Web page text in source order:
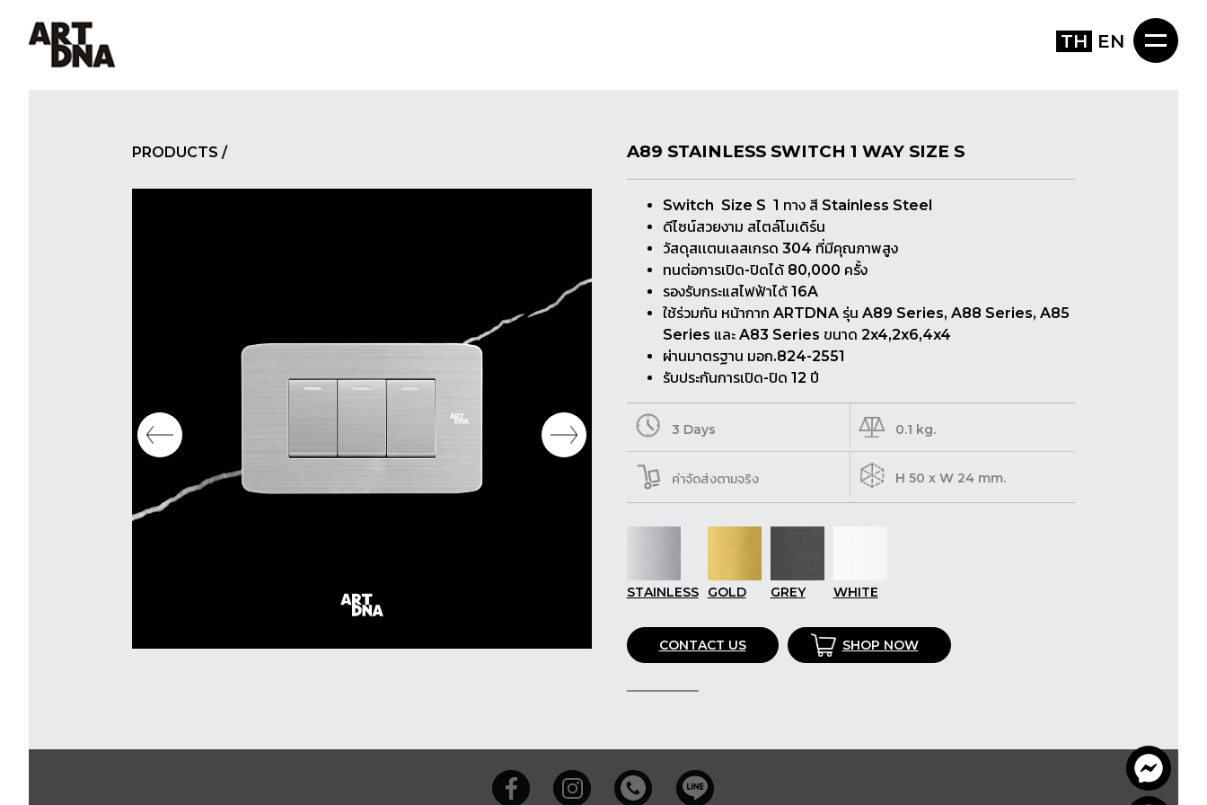
TH EN
PRODUCTS / A89 STAINLESS SWITCH 1 WAY SIZE S
Switch Size S 1 ทาง สี Stainless Steel
ดีไซน์สวยงาม สไตล์โมเดิร์น
วัสดุสเเตนเลสเกรด 304 ที่มีคุณภาพสูง
ทนต่อการเปิด-ปิดได้ 80,000 ครั้ง
รองรับกระแสไฟฟ้าได้ 16A
ใช้ร่วมกัน หน้ากาก ARTDNA รุ่น A89 Series, A88 Series, A85
Series และ A83 Series ขนาด 2x4,2x6,4x4
ผ่านมาตรฐาน มอก.824-2551
รับประกันการเปิด-ปิด 12 ปี
3 Days 0.1 kg.
ค่าจัดส่งตามจริง H 50 x W 24 mm.
STAINLESS GOLD GREY WHITE
CONTACT US SHOP NOW